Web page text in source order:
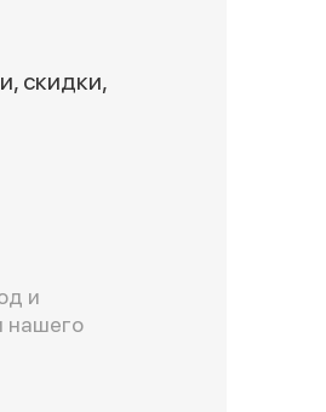
скидки,
и
нашего